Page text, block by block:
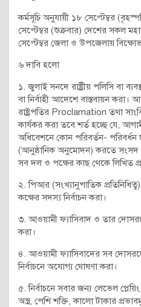
কর্মসূচি অনুযায়ী ১৮ সেপ্টেম্বর
সেপ্টেম্বর (শুক্রবার) দেশের সকল
সেপ্টেম্বর জেলা ও উপজেলায়
৬ দাবি হলো
১. জুলাই সনদে রাষ্ট্রীয় পলিসি বা
বা নির্বাহী আদেশে বাস্তবায়ন করা।
রাষ্ট্রপতির Proclamation তথা
কার্যকর করা তবে শর্ত হচ্ছে যে,
অধিবেশনে কোন পরিবর্তন-
(আনুষ্ঠানিক অনুমোদন) করতে সংসদ
সব দল ও পক্ষের কাছ থেকে লিখিত
২. পিআর (সংখ্যানুপাতিক
কক্ষের সদস্য নির্বাচন করা।
৩. আওয়ামী ফ্যাসিবাদ ও তার
করা।
৪. আওয়ামী ফ্যাসিবাদের সব
নির্বাচনে অযোগ্য ঘোষণা করা।
৫. নির্বাচনে সবার জন্য লেভেল
অস্ত্র, পেশি শক্তি, কালো টাকার